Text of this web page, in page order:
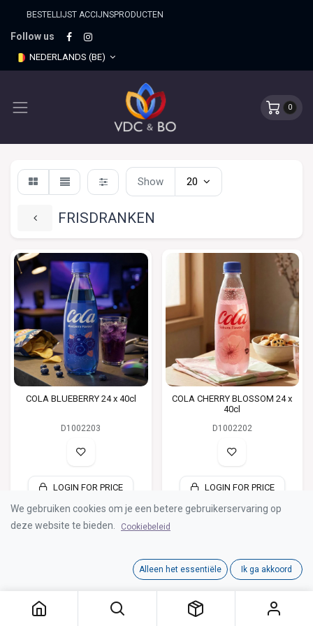
BESTELLIJST ACCIJNSPRO​DUCTEN
Follow us
NEDERLANDS (BE)
0
FRISDRANKEN
Show 20
COLA BLUEBERRY 24 x 40cl
D1002203
LOGIN FOR PRICE
COLA CHERRY BLOSSOM 24 x
40cl
D1002202
LOGIN FOR PRICE
We gebruiken cookies om je een betere gebruikerservaring op
deze website te bieden.
Cookiebeleid
Alleen het essentiële Ik ga akkoord